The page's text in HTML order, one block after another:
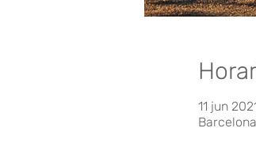
11 jun